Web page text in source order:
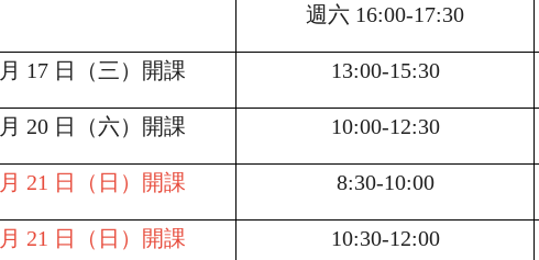
週六 16:00-17:30
月 17 日（三）開課 13:00-15:30
月 20 日（六）開課 10:00-12:30
月 21 日（日）開課 8:30-10:00
月 21 日（日）開課 10:30-12:00